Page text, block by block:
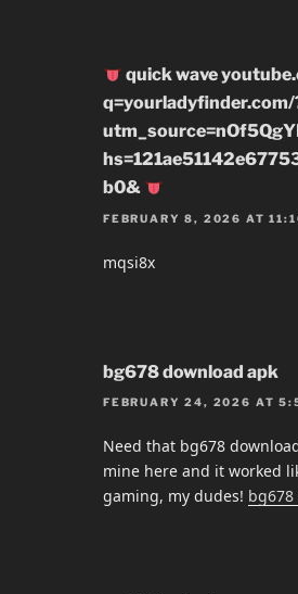
quick wave
q=yourladyfinder.com/
b0&
FEBRUARY 8, 2026 AT
mqsi8x
bg678 download apk
FEBRUARY 24, 2026 AT
Need that bg678
mine here and it worked
gaming, my dudes!